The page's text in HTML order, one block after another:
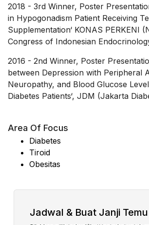
2018 - 3rd Winner, Poster
in Hypogonadism Patient Receiving
Supplementation‘ KONAS PERKENI
Congress of Indonesian
2016 - 2nd Winner, Poster
between Depression with Peripheral
Neuropathy, and Blood Glucose
Diabetes Patients‘, JDM (Jakarta
Area Of Focus
Diabetes
Tiroid
Obesitas
Jadwal & Buat Janji Temu